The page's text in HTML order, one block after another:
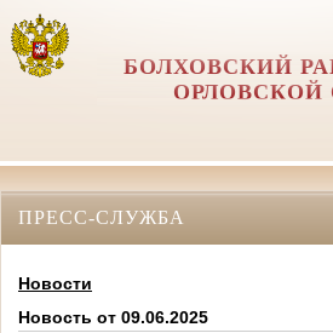
БОЛХОВСКИЙ
ОРЛОВCКОЙ
ПРЕСС-СЛУЖБА
Новости
Новость от 09.06.2025